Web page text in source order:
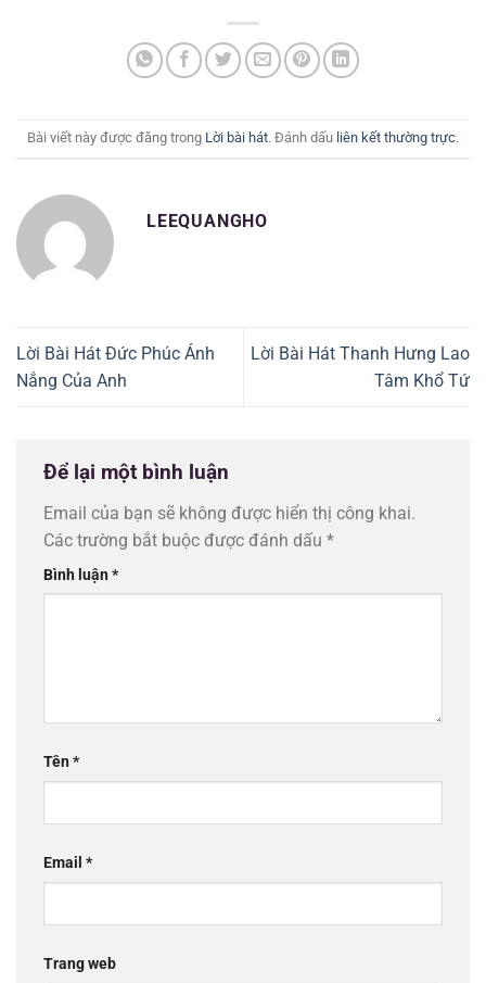
Bài viết này được đăng trong Lời bài hát. Đánh dấu liên kết thường trực.
LEEQUANGHO
Lời Bài Hát Đức Phúc Ánh
Nắng Của Anh
Lời Bài Hát Thanh Hưng Lao
Tâm Khổ Tứ
Để lại một bình luận
Email của bạn sẽ không được hiển thị công khai.
Các trường bắt buộc được đánh dấu *
Bình luận*
Tên*
Email *
Trang web